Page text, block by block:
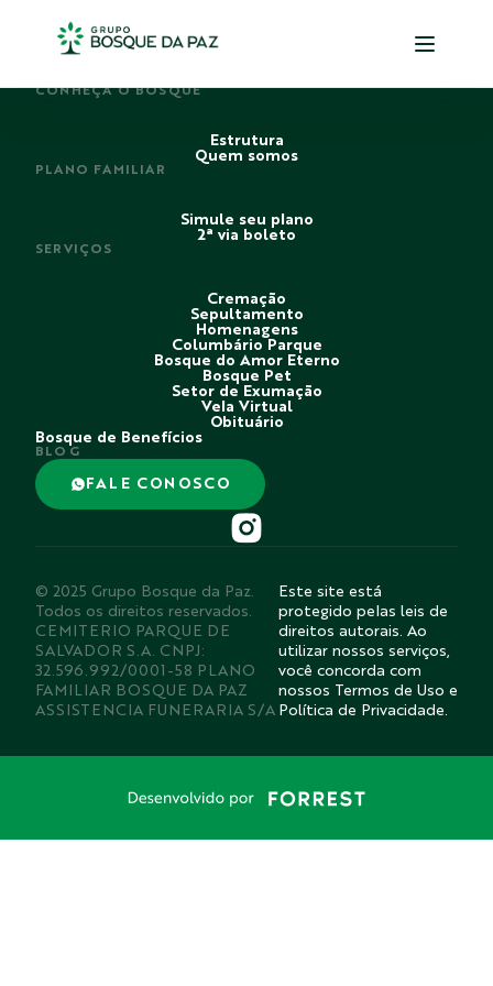
CONHEÇA O BOSQUE
Estrutura
Quem somos
PLANO FAMILIAR
Simule seu plano
2ª via boleto
SERVIÇOS
Cremação
Sepultamento
Homenagens
Columbário Parque
Bosque do Amor Eterno
Bosque Pet
Setor de Exumação
Vela Virtual
Obituário
Bosque de Benefícios
BLOG
FALE CONOSCO
© 2025 Grupo Bosque da Paz.
Todos os direitos reservados.
CEMITERIO PARQUE DE
SALVADOR S.A. CNPJ:
32.596.992/0001-58 PLANO
FAMILIAR BOSQUE DA PAZ
ASSISTENCIA FUNERARIA S/A
Este site está
protegido pelas leis de
direitos autorais. Ao
utilizar nossos serviços,
você concorda com
nossos Termos de Uso e
Política de Privacidade.